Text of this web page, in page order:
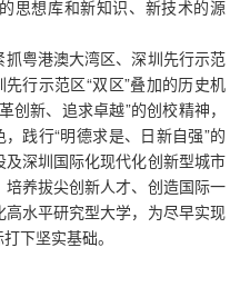
思想库和新知识、新技术的源
粤港澳大湾区、深圳先行示范
行示范区“双区”叠加的历史机
新、追求卓越”的创校精神，
践行“明德求是、日新自强”的
深圳国际化现代化创新型城市
养拔尖创新人才、创造国际一
水平研究型大学，为尽早实现
下坚实基础。